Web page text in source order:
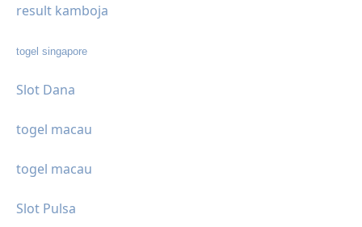
result kamboja
togel singapore
Slot Dana
togel macau
togel macau
Slot Pulsa